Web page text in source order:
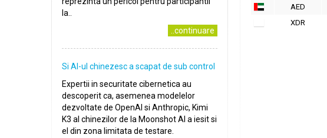
AED
XDR
la..
..continuare
Si AI-ul chinezesc a scapat de sub control
Expertii in securitate cibernetica au
descoperit ca, asemenea modelelor
dezvoltate de OpenAI si Anthropic, Kimi
K3 al chinezilor de la Moonshot AI a iesit si
el din zona limitata de testare.